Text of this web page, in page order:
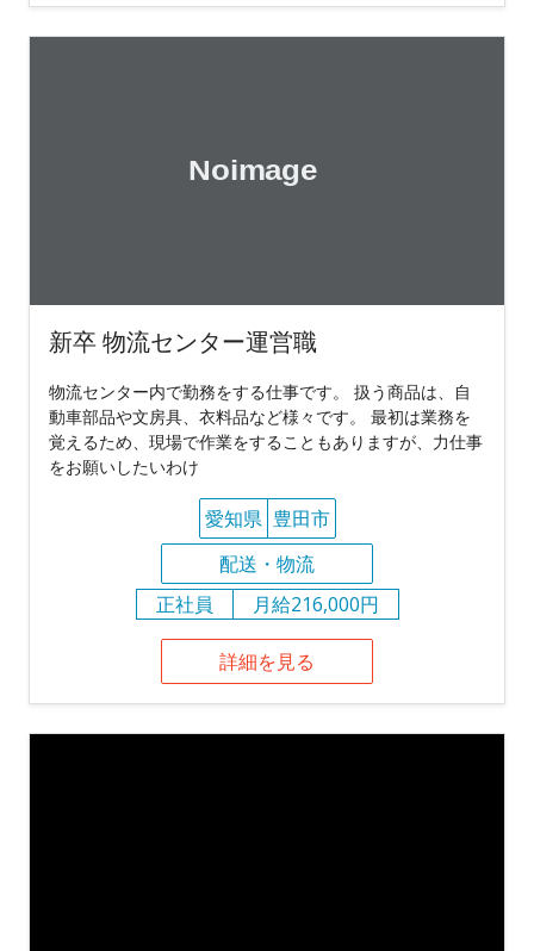
新卒 物流センター運営職
物流センター内で勤務をする仕事です。 扱う商品は、自
動車部品や文房具、衣料品など様々です。 最初は業務を
覚えるため、現場で作業をすることもありますが、力仕事
をお願いしたいわけ
愛知県 豊田市
配送・物流
正社員
月給216,000円
詳細を見る